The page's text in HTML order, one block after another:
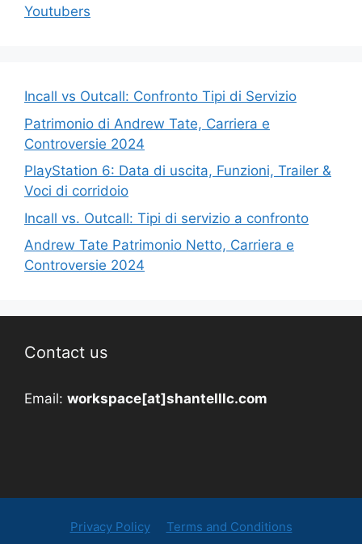
Youtubers
Incall vs Outcall: Confronto Tipi di Servizio
Patrimonio di Andrew Tate, Carriera e
Controversie 2024
PlayStation 6: Data di uscita, Funzioni, Trailer &
Voci di corridoio
Incall vs. Outcall: Tipi di servizio a confronto
Andrew Tate Patrimonio Netto, Carriera e
Controversie 2024
Contact us
Email: workspace[at]shantelllc.com
Privacy Policy Terms and Conditions